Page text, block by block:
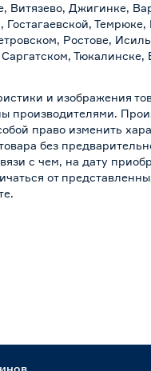
Витязево, Джигинке,
Гостагаевской,
Ростове,
Тюкалинске,
и изображения
производителями.
право изменить
без
с чем, на дату
от